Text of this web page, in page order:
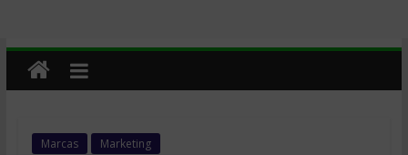
Marcas Marketing